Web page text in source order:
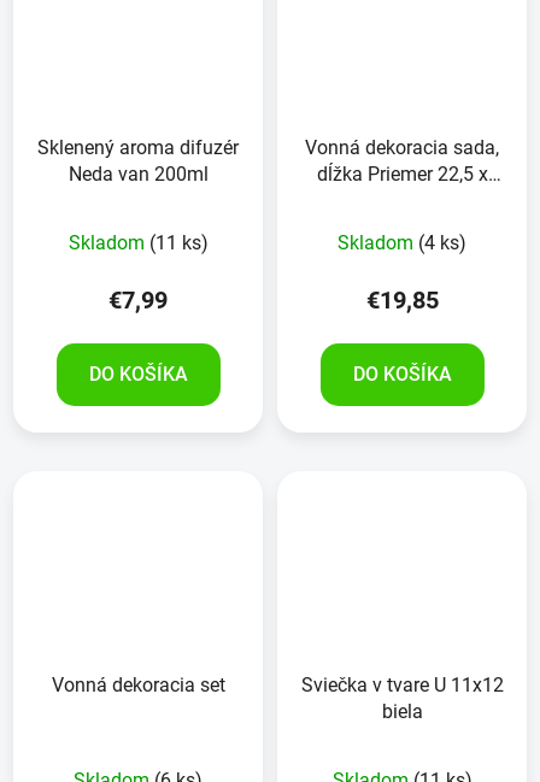
Sklenený aroma difuzér
Neda van 200ml
Skladom (11 ks)
€7,99
DO KOŠÍKA
Vonná dekoracia sada,
dĺžka Priemer 22,5 x
Skladom (4 ks)
€19,85
DO KOŠÍKA
Vonná dekoracia set
Sviečka v tvare U 11x12
biela